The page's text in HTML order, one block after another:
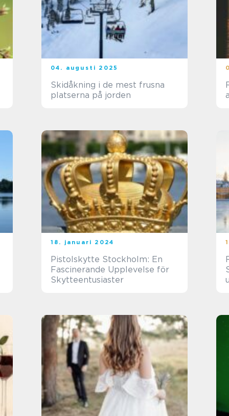
04. augusti 2025
Skidåkning i de mest frusna
platserna på jorden
18. januari 2024
Pistolskytte Stockholm: En
Fascinerande Upplevelse för
Skytteentusiaster